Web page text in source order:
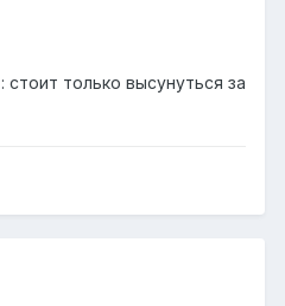
только высунуться за